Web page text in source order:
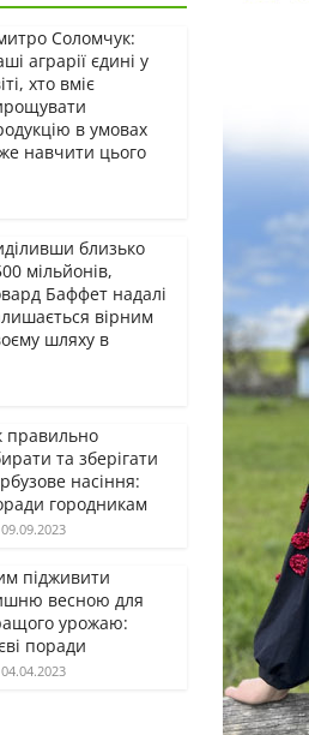
Соломчук:
аграрії єдині у
хто вміє
в умовах
навчити цього
близько
мільйонів,
Баффет надалі
вірним
шляху в
правильно
та зберігати
насіння:
городникам
09.09.2023
підживити
весною для
урожаю:
поради
04.04.2023